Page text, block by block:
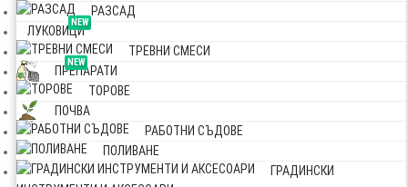
РАЗСАД
NEW
ЛУКОВИЦИ
ТРЕВНИ СМЕСИ
NEW
ПРЕПАРАТИ
ТОРОВЕ
ПОЧВА
РАБОТНИ СЪДОВЕ
ПОЛИВАНЕ
ГРАДИНСКИ